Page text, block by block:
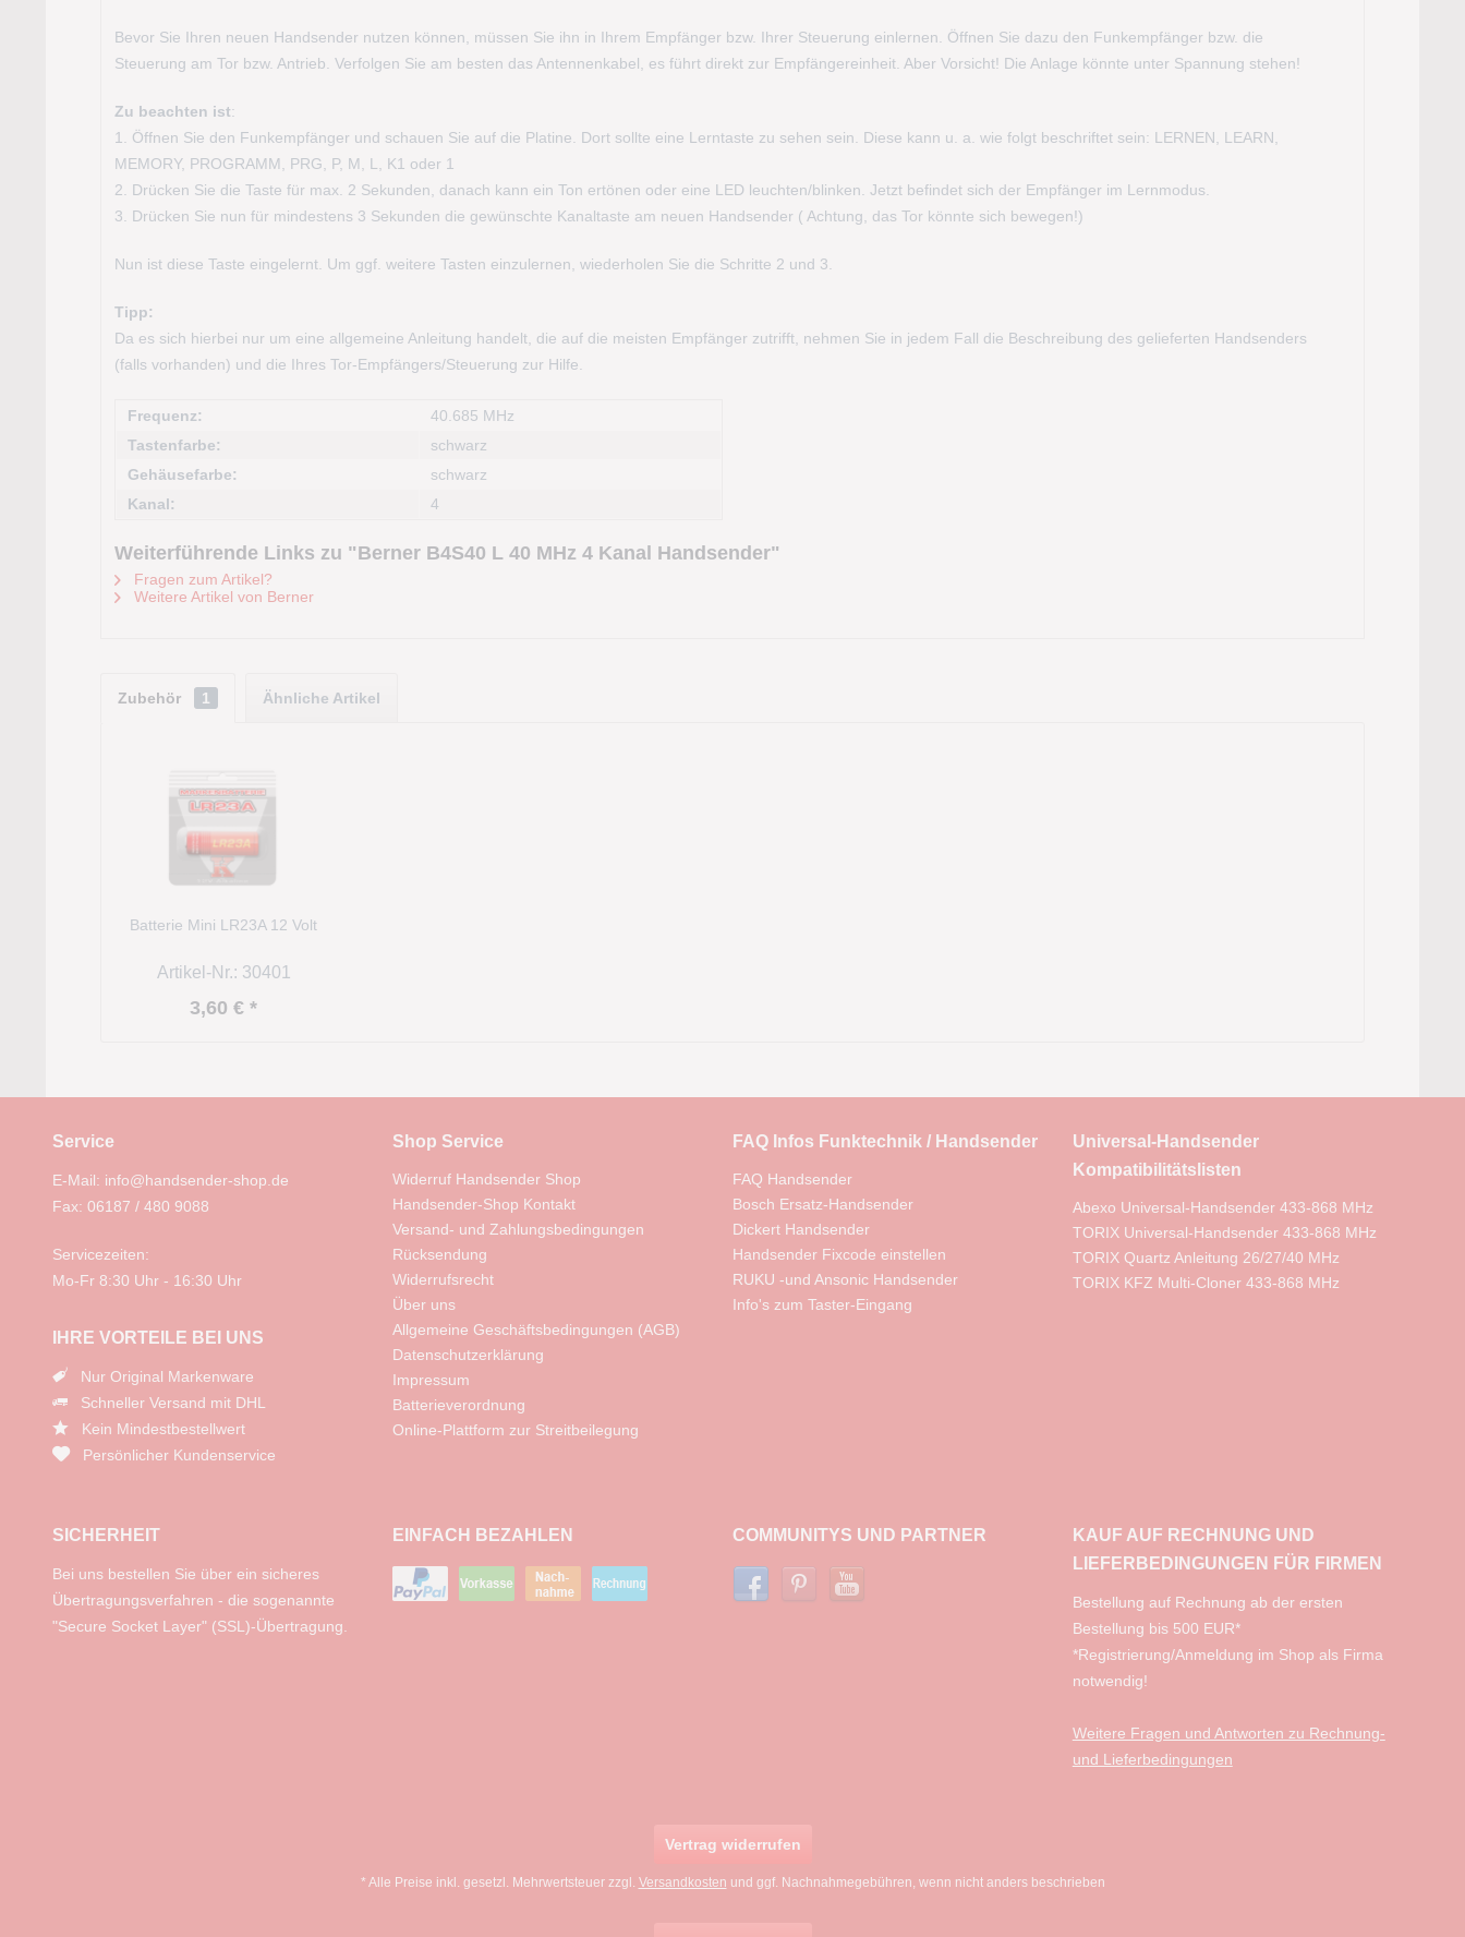
Bevor Sie Ihren neuen Handsender nutzen können, müssen Sie ihn in Ihrem Empfänger bzw. Ihrer Steuerung einlernen. Öffnen Sie dazu den Funkempfänger bzw. die
Steuerung am Tor bzw. Antrieb. Verfolgen Sie am besten das Antennenkabel, es führt direkt zur Empfängereinheit. Aber Vorsicht! Die Anlage könnte unter Spannung stehen!
Zu beachten ist:
1. Öffnen Sie den Funkempfänger und schauen Sie auf die Platine. Dort sollte eine Lerntaste zu sehen sein. Diese kann u. a. wie folgt beschriftet sein: LERNEN, LEARN,
MEMORY, PROGRAMM, PRG, P, M, L, K1 oder 1
2. Drücken Sie die Taste für max. 2 Sekunden, danach kann ein Ton ertönen oder eine LED leuchten/blinken. Jetzt befindet sich der Empfänger im Lernmodus.
3. Drücken Sie nun für mindestens 3 Sekunden die gewünschte Kanaltaste am neuen Handsender ( Achtung, das Tor könnte sich bewegen!)
Nun ist diese Taste eingelernt. Um ggf. weitere Tasten einzulernen, wiederholen Sie die Schritte 2 und 3.
Tipp:
Da es sich hierbei nur um eine allgemeine Anleitung handelt, die auf die meisten Empfänger zutrifft, nehmen Sie in jedem Fall die Beschreibung des gelieferten Handsenders
(falls vorhanden) und die Ihres Tor-Empfängers/Steuerung zur Hilfe.
Frequenz:
40.685 MHz
Tastenfarbe:
schwarz
Gehäusefarbe:
schwarz
Kanal:
4
Weiterführende Links zu "Berner B4S40 L 40 MHz 4 Kanal Handsender"
Fragen zum Artikel?
Weitere Artikel von Berner
Zubehör 1 Ähnliche Artikel
Batterie Mini LR23A 12 Volt
Artikel-Nr.: 30401
3,60 € *
Service
E-Mail: info@handsender-shop.de
Fax: 06187 / 480 9088
Servicezeiten:
Mo-Fr 8:30 Uhr - 16:30 Uhr
IHRE VORTEILE BEI UNS
Nur Original Markenware
Schneller Versand mit DHL
Kein Mindestbestellwert
Persönlicher Kundenservice
Shop Service
Widerruf Handsender Shop
Handsender-Shop Kontakt
Versand- und Zahlungsbedingungen
Rücksendung
Widerrufsrecht
Über uns
Allgemeine Geschäftsbedingungen (AGB)
Datenschutzerklärung
Impressum
Batterieverordnung
Online-Plattform zur Streitbeilegung
FAQ Infos Funktechnik / Handsender
FAQ Handsender
Bosch Ersatz-Handsender
Dickert Handsender
Handsender Fixcode einstellen
RUKU -und Ansonic Handsender
Info's zum Taster-Eingang
Universal-Handsender
Kompatibilitätslisten
Abexo Universal-Handsender 433-868 MHz
TORIX Universal-Handsender 433-868 MHz
TORIX Quartz Anleitung 26/27/40 MHz
TORIX KFZ Multi-Cloner 433-868 MHz
SICHERHEIT
Bei uns bestellen Sie über ein sicheres
Übertragungsverfahren - die sogenannte
"Secure Socket Layer" (SSL)-Übertragung.
EINFACH BEZAHLEN COMMUNITYS UND PARTNER
KAUF AUF RECHNUNG UND
LIEFERBEDINGUNGEN FÜR FIRMEN
​Bestellung auf Rechnung ab der ersten
Bestellung bis 500 EUR*
*Registrierung/Anmeldung im Shop als Firma
notwendig!
Weitere Fragen und Antworten zu Rechnung-
und Lieferbedingungen
Vertrag widerrufen
* Alle Preise inkl. gesetzl. Mehrwertsteuer zzgl. Versandkosten und ggf. Nachnahmegebühren, wenn nicht anders beschrieben